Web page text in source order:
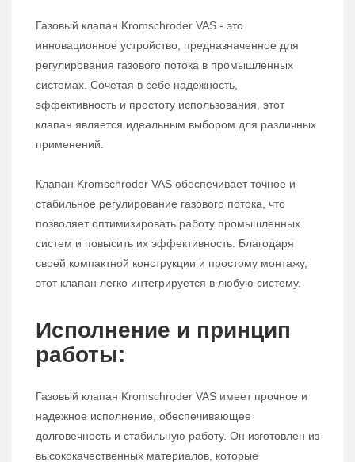
Газовый клапан Kromschroder VAS - это
инновационное устройство, предназначенное для
регулирования газового потока в промышленных
системах. Сочетая в себе надежность,
эффективность и простоту использования, этот
клапан является идеальным выбором для различных
применений.
Клапан Kromschroder VAS обеспечивает точное и
стабильное регулирование газового потока, что
позволяет оптимизировать работу промышленных
систем и повысить их эффективность. Благодаря
своей компактной конструкции и простому монтажу,
этот клапан легко интегрируется в любую систему.
Исполнение и принцип
работы:
Газовый клапан Kromschroder VAS имеет прочное и
надежное исполнение, обеспечивающее
долговечность и стабильную работу. Он изготовлен из
высококачественных материалов, которые